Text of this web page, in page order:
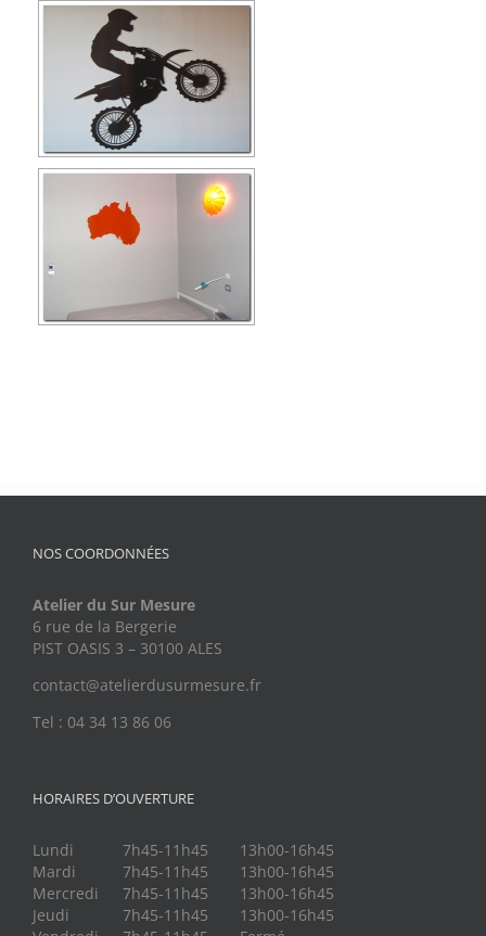
NOS COORDONNÉES
Atelier du Sur Mesure
6 rue de la Bergerie
PIST OASIS 3 – 30100 ALES
contact@atelierdusurmesure.fr
Tel : 04 34 13 86 06
HORAIRES D’OUVERTURE
Lundi 7h45-11h45
13h00-16h45
Mardi
7h45-11h45
13h00-16h45
Mercredi
7h45-11h45
13h00-16h45
Jeudi
7h45-11h45
13h00-16h45